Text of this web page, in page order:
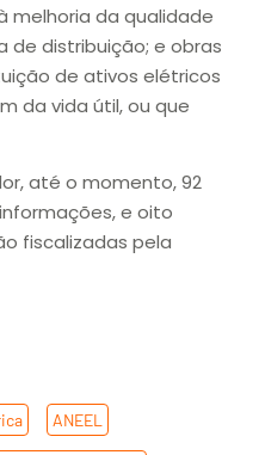
melhoria da qualidade
de distribuição; e obras
de ativos elétricos
da vida útil, ou que
até o momento, 92
e oito
fiscalizadas pela
ANEEL